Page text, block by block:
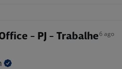
- PJ - Trabalhe6 ago